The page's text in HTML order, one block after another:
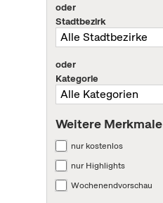
oder
Stadtbezirk
oder
Kategorie
Weitere Merkmale
nur kostenlos
nur Highlights
Wochenendvorschau